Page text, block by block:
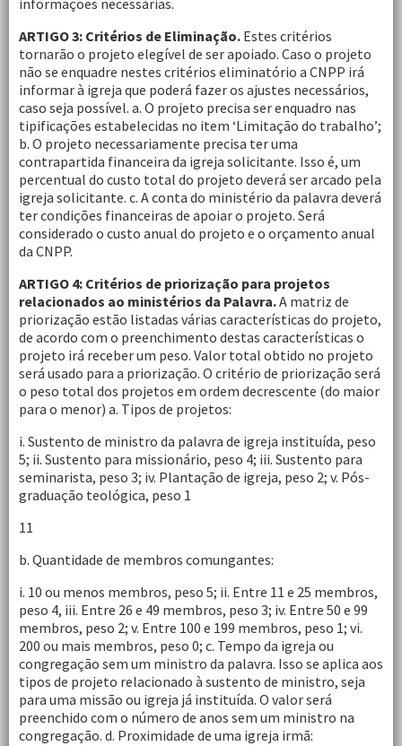
informações necessárias.
ARTIGO 3: Critérios de Eliminação. Estes critérios
tornarão o projeto elegível de ser apoiado. Caso o projeto
não se enquadre nestes critérios eliminatório a CNPP irá
informar à igreja que poderá fazer os ajustes necessários,
caso seja possível. a. O projeto precisa ser enquadro nas
tipificações estabelecidas no item ‘Limitação do trabalho’;
b. O projeto necessariamente precisa ter uma
contrapartida financeira da igreja solicitante. Isso é, um
percentual do custo total do projeto deverá ser arcado pela
igreja solicitante. c. A conta do ministério da palavra deverá
ter condições financeiras de apoiar o projeto. Será
considerado o custo anual do projeto e o orçamento anual
da CNPP.
ARTIGO 4: Critérios de priorização para projetos
relacionados ao ministérios da Palavra.A matriz de
priorização estão listadas várias características do projeto,
de acordo com o preenchimento destas características o
projeto irá receber um peso. Valor total obtido no projeto
será usado para a priorização. O critério de priorização será
o peso total dos projetos em ordem decrescente (do maior
para o menor) a. Tipos de projetos:
i. Sustento de ministro da palavra de igreja instituída, peso
5; ii. Sustento para missionário, peso 4; iii. Sustento para
seminarista, peso 3; iv. Plantação de igreja, peso 2; v. Pós-
graduação teológica, peso 1
11
b. Quantidade de membros comungantes:
i. 10 ou menos membros, peso 5; ii. Entre 11 e 25 membros,
peso 4, iii. Entre 26 e 49 membros, peso 3; iv. Entre 50 e 99
membros, peso 2; v. Entre 100 e 199 membros, peso 1; vi.
200 ou mais membros, peso 0; c. Tempo da igreja ou
congregação sem um ministro da palavra. Isso se aplica aos
tipos de projeto relacionado à sustento de ministro, seja
para uma missão ou igreja já instituída. O valor será
preenchido com o número de anos sem um ministro na
congregação. d. Proximidade de uma igreja irmã: